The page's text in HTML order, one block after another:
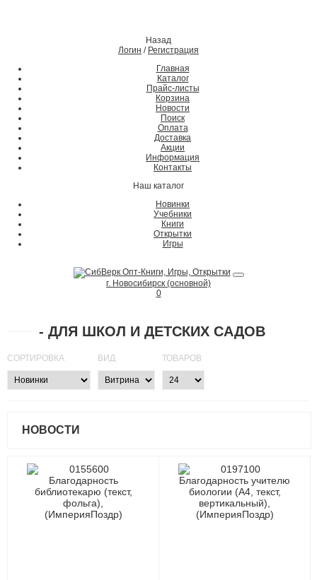
Назад
Логин / Регистрация
Главная
Каталог
Прайс-листы
Корзина
Новости
Поиск
Оплата
Доставка
Акции
Информация
Контакты
Наш каталог
Новинки
Учебники
Книги
Открытки
Игры
г. Новосибирск (основной)
0
- ДЛЯ ШКОЛ И ДЕТСКИХ САДОВ
СОРТИРОВКА ВИД ТОВАРОВ
НОВОСТИ